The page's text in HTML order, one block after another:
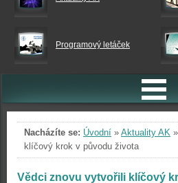
Programový letáček
Nacházíte se: Úvodní » Aktuality AK »
klíčový krok v původu života
Vědci znovu vytvořili klíčový